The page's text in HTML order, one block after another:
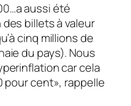
aussi été
des billets à valeur
cinq millions de
du pays). Nous
car cela
pour cent», rappelle